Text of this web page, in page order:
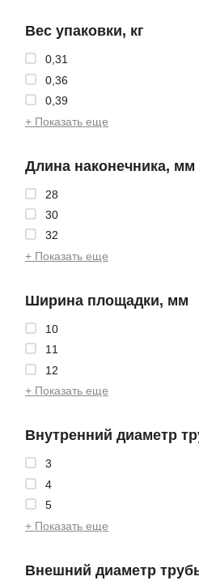
Вес упаковки, кг
0,31
0,36
0,39
+ Показать еще
Длина наконечника, мм
28
30
32
+ Показать еще
Ширина площадки, мм
10
11
12
+ Показать еще
Внутренний диаметр
3
4
5
+ Показать еще
Внешний диаметр